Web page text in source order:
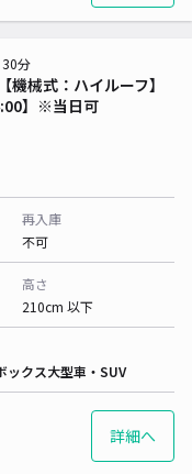
機械式：ハイルーフ】
】※当日可
30分
再入庫
不可
高さ
210cm 以下
ックス大型車・SUV
詳細へ